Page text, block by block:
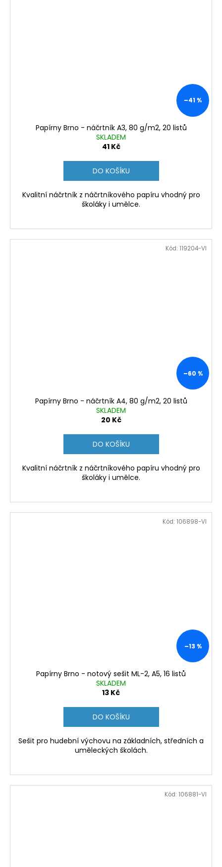
–41 %
Papírny Brno - náčrtník A3, 80 g/m2, 20 listů
SKLADEM
41 Kč
DO KOŠÍKU
Kvalitní náčrtník z náčrtníkového papíru vhodný pro
školáky i umělce.
–60 %
Papírny Brno - náčrtník A4, 80 g/m2, 20 listů
SKLADEM
20 Kč
DO KOŠÍKU
Kvalitní náčrtník z náčrtníkového papíru vhodný pro
školáky i umělce.
Kód: 119204-VI
–13 %
Papírny Brno - notový sešit ML-2, A5, 16 listů
SKLADEM
13 Kč
DO KOŠÍKU
Sešit pro hudební výchovu na základních, středních a
uměleckých školách.
Kód: 106898-VI
Kód: 106881-VI